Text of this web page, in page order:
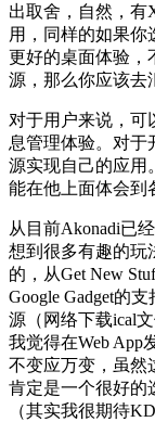
出取舍，自然，有
用，同样的如果
更好的桌面体验，
源，那么你应该去
对于用户来说，可
息管理体验。对于
源实现自己的应用
能在他上面体会到
从目前Akonadi已
想到很多有趣的玩
的，从Get New
Google Gadget的
源（网络下载ical
我觉得在Web App
不变应万变，虽然
肯定是一个很好的
（其实我很期待